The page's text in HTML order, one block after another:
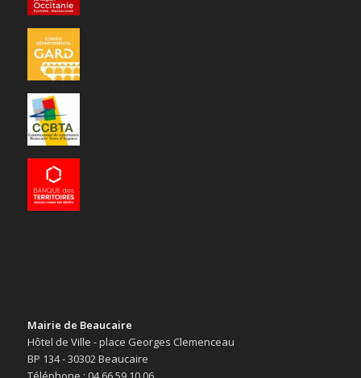
Mairie de Beaucaire
Hôtel de Ville - place Georges Clemenceau
BP 134 - 30302 Beaucaire